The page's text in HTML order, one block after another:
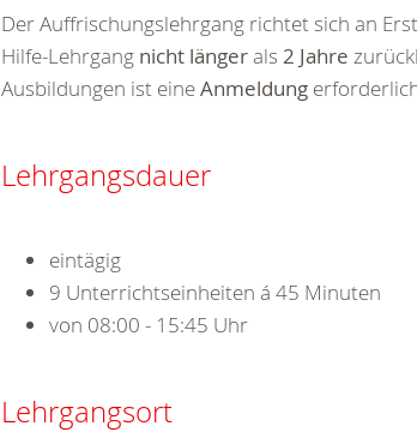
Der Auffrischungslehrgang richtet sich an
Hilfe-Lehrgang nicht längerals 2 Jahre
Ausbildungen ist eineAnmeldung
Lehrgangsdauer
eintägig
9 Unterrichtseinheiten á 45 Minuten
von 08:00 - 15:45 Uhr
Lehrgangsort